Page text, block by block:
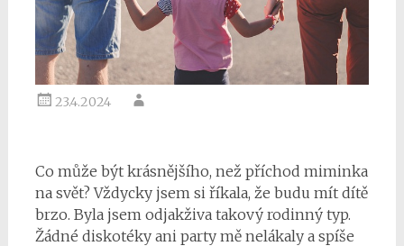
23.4.2024
Co může být krásnějšího, než příchod miminka
na svět? Vždycky jsem si říkala, že budu mít dítě
brzo. Byla jsem odjakživa takový rodinný typ.
Žádné diskotéky ani party mě nelákaly a spíše